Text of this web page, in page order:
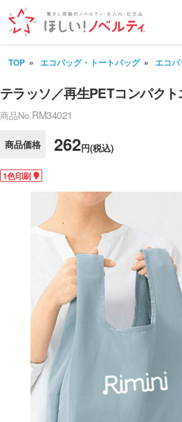
TOP エコバッグ・トートバッグ エコ
テラッソ／再生PETコンパク
商品No.RM34021
商品価格 262円(税込)
1色印刷